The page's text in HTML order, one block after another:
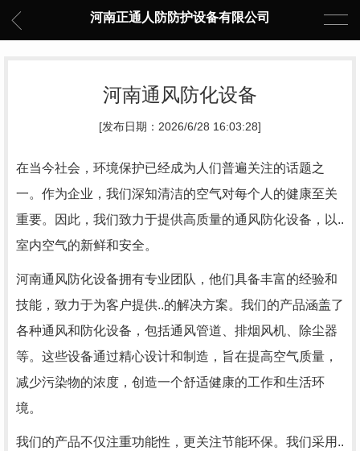
河南正通人防防护设备有限公司
河南通风防化设备
[发布日期：2026/6/28 16:03:28]
在当今社会，环境保护已经成为人们普遍关注的话题之
一。作为企业，我们深知清洁的空气对每个人的健康至关
重要。因此，我们致力于提供高质量的通风防化设备，以..
室内空气的新鲜和安全。
河南通风防化设备拥有专业团队，他们具备丰富的经验和
技能，致力于为客户提供..的解决方案。我们的产品涵盖了
各种通风和防化设备，包括通风管道、排烟风机、除尘器
等。这些设备通过精心设计和制造，旨在提高空气质量，
减少污染物的浓度，创造一个舒适健康的工作和生活环
境。
我们的产品不仅注重功能性，更关注节能环保。我们采用..